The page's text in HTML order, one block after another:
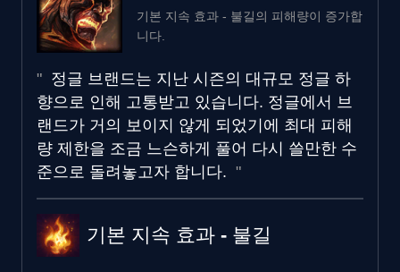
기본 지속 효과 - 불길의 피해량이 증가합
니다.
정글 브랜드는 지난 시즌의 대규모 정글 하
향으로 인해 고통받고 있습니다. 정글에서 브
랜드가 거의 보이지 않게 되었기에 최대 피해
량 제한을 조금 느슨하게 풀어 다시 쓸만한 수
준으로 돌려놓고자 합니다.
기본 지속 효과 - 불길